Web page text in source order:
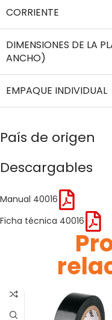
CORRIENTE
DIMENSIONES DE LA
ANCHO)
EMPAQUE INDIVIDUAL
País de origen
Descargables
Manual 40016
Ficha técnica 40016